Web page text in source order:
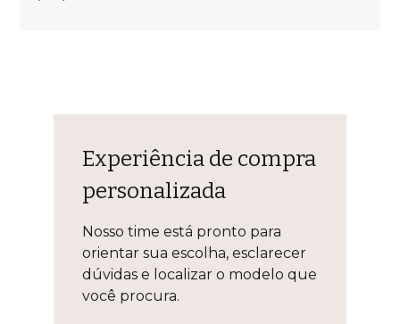
Experiência de compra
personalizada
Nosso time está pronto para
orientar sua escolha, esclarecer
dúvidas e localizar o modelo que
você procura.